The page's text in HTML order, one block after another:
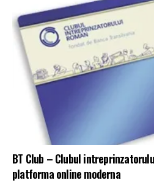
BT Club – Clubul
platforma online moderna